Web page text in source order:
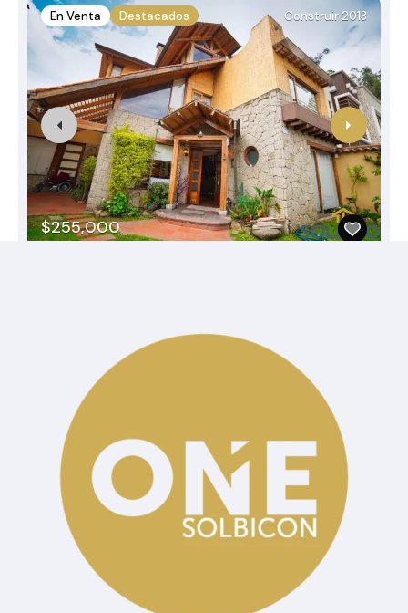
En Venta Destacados Construir 2013
$255,000
Confort
estilo de vida
Lujo
Sin Categoria
Tendencias del mercado